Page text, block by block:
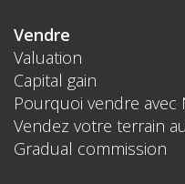
Vendre
Valuation
Capital gain
Pourquoi vendre avec
Vendez votre terrain
Gradual commission